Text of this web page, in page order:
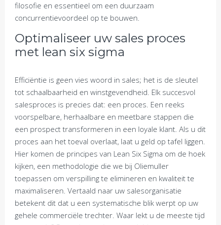
filosofie en essentieel om een duurzaam
concurrentievoordeel op te bouwen.
Optimaliseer uw sales proces
met lean six sigma
Efficiëntie is geen vies woord in sales; het is de sleutel
tot schaalbaarheid en winstgevendheid. Elk succesvol
salesproces is precies dat: een proces. Een reeks
voorspelbare, herhaalbare en meetbare stappen die
een prospect transformeren in een loyale klant. Als u dit
proces aan het toeval overlaat, laat u geld op tafel liggen.
Hier komen de principes van Lean Six Sigma om de hoek
kijken, een methodologie die we bij Oliemuller
toepassen om verspilling te elimineren en kwaliteit te
maximaliseren. Vertaald naar uw salesorganisatie
betekent dit dat u een systematische blik werpt op uw
gehele commerciële trechter. Waar lekt u de meeste tijd